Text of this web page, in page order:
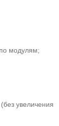
модулям;
увеличения